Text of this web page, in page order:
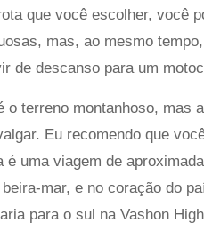
que você escolher, você
mas, ao mesmo
de descanso para um
o terreno montanhoso, mas
Eu recomendo que
uma viagem de
mar, e no coração do
para o sul na Vashon